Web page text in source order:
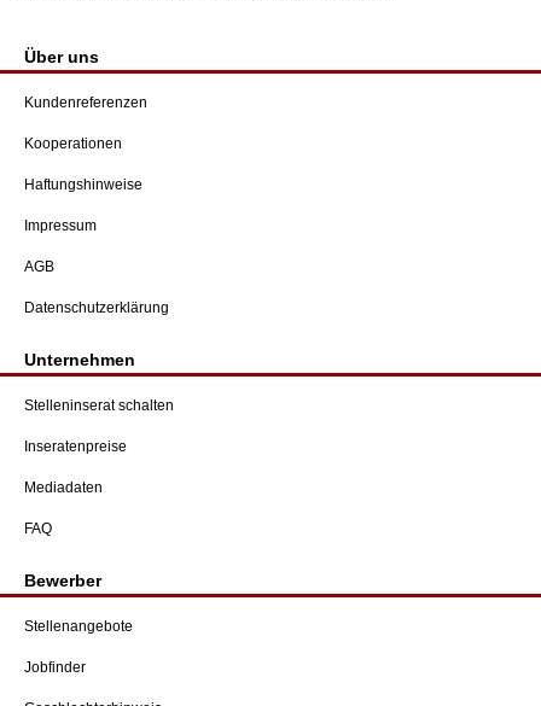
Über uns
Kundenreferenzen
Kooperationen
Haftungshinweise
Impressum
AGB
Datenschutzerklärung
Unternehmen
Stelleninserat schalten
Inseratenpreise
Mediadaten
FAQ
Bewerber
Stellenangebote
Jobfinder